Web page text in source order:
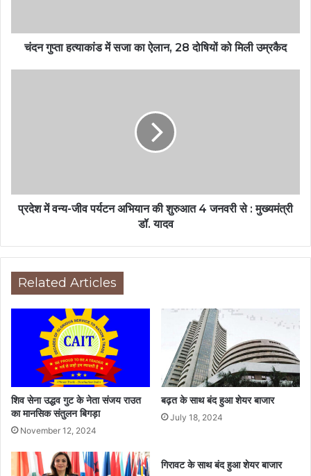
चंदन गुप्ता हत्याकांड में सजा का ऐलान, 28 दोषियों को मिली उम्रकैद
प्रदेश में वन्य-जीव पर्यटन अभियान की शुरुआत 4 जनवरी से : मुख्यमंत्री
डॉ. यादव
Related Articles
शिव सेना उद्धव गुट के नेता संजय राउत
का मानसिक संतुलन बिगड़ा
November 12, 2024
बढ़त के साथ बंद हुआ शेयर बाजार
July 18, 2024
गिरावट के साथ बंद हुआ शेयर बाजार